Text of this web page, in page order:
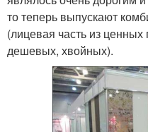
то теперь выпускают
(лицевая часть из
дешевых, хвойных).